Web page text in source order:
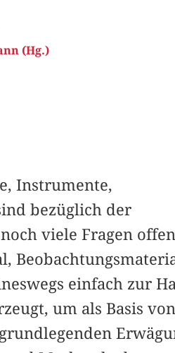
(Hg.)
Instrumente,
bezüglich der
viele Fragen
einfach zur
um als Basis von